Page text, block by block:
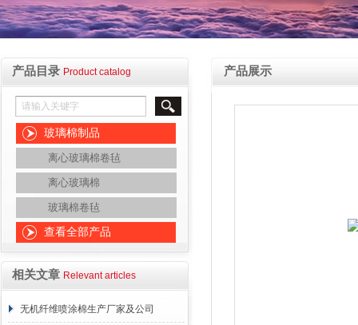
产品目录 Product catalog
玻璃棉制品
离心玻璃棉卷毡
离心玻璃棉
玻璃棉卷毡
查看全部产品
相关文章 Relevant articles
无机纤维喷涂棉生产厂家及公司
产品展示